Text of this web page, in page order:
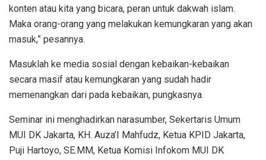
konten atau kita yang bicara, peran untuk dakwah islam.
Maka orang-orang yang melakukan kemungkaran yang akan
masuk,” pesannya.
Masuklah ke media sosial dengan kebaikan-kebaikan
secara masif atau kemungkaran yang sudah hadir
memenangkan dari pada kebaikan, pungkasnya.
Seminar ini menghadirkan narasumber, Sekertaris Umum
MUI DK Jakarta, KH. Auza’I Mahfudz, Ketua KPID Jakarta,
Puji Hartoyo, SE.MM, Ketua Komisi Infokom MUI DK